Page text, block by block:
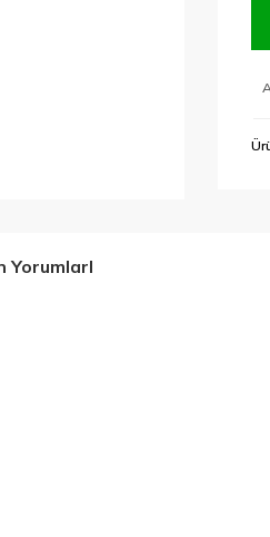
YorumlarI